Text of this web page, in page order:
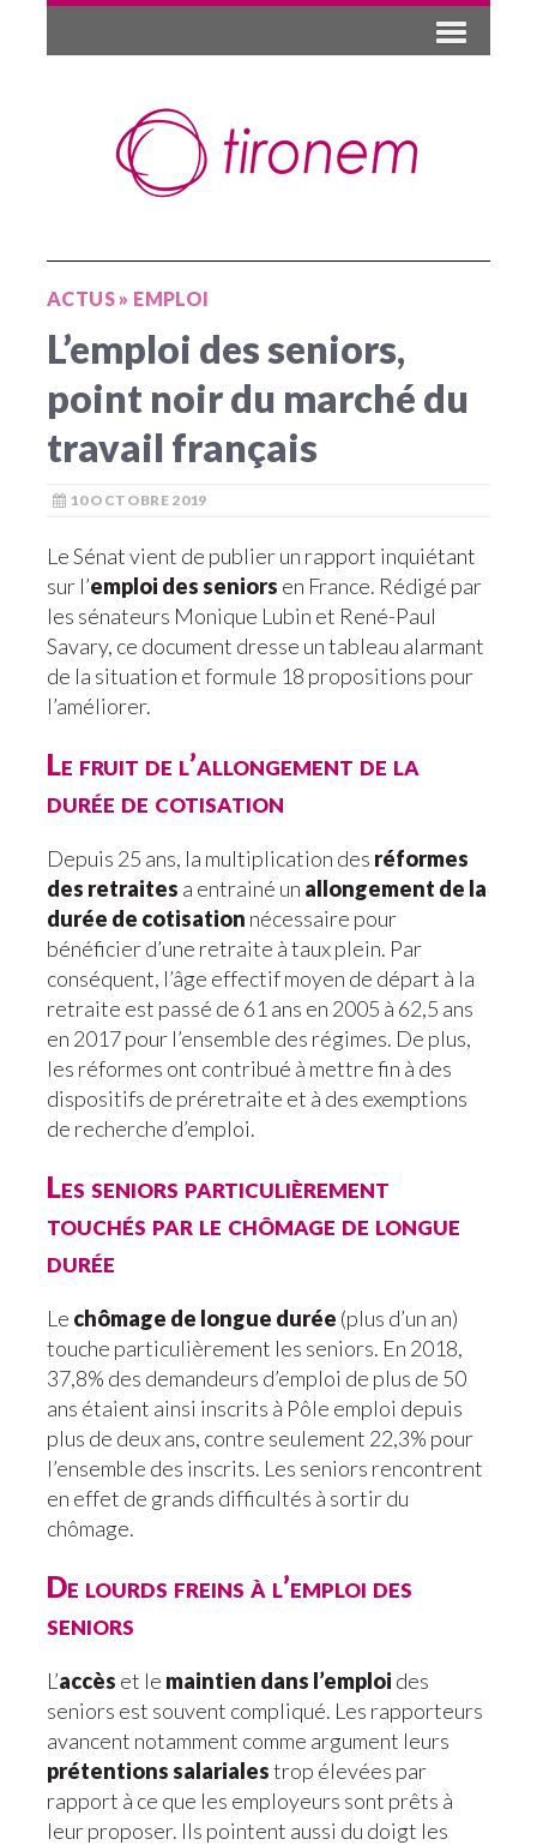
ACTUS» EMPLOI
L’emploi des seniors,
point noir du marché du
travail français
10 OCTOBRE 2019
Le Sénat vient de publier un rapport inquiétant
sur l’emploi des seniors en France. Rédigé par
les sénateurs Monique Lubin et René-Paul
Savary, ce document dresse un tableau alarmant
de la situation et formule 18 propositions pour
l’améliorer.
Le fruit de l’allongement de la
durée de cotisation
Depuis 25 ans, la multiplication des réformes
des retraites a entrainé un allongement de la
durée de cotisation nécessaire pour
bénéficier d’une retraite à taux plein. Par
conséquent, l’âge effectif moyen de départ à la
retraite est passé de 61 ans en 2005 à 62,5 ans
en 2017 pour l’ensemble des régimes. De plus,
les réformes ont contribué à mettre fin à des
dispositifs de préretraite et à des exemptions
de recherche d’emploi.
Les seniors particulièrement
touchés par le chômage de longue
durée
Le chômage de longue durée (plus d’un an)
touche particulièrement les seniors. En 2018,
37,8% des demandeurs d’emploi de plus de 50
ans étaient ainsi inscrits à Pôle emploi depuis
plus de deux ans, contre seulement 22,3% pour
l’ensemble des inscrits. Les seniors rencontrent
en effet de grands difficultés à sortir du
chômage.
De lourds freins à l’emploi des
seniors
L’accès et le maintien dans l’emploi des
seniors est souvent compliqué. Les rapporteurs
avancent notamment comme argument leurs
prétentions salarialestrop élevées par
rapport à ce que les employeurs sont prêts à
leur proposer. Ils pointent aussi du doigt les